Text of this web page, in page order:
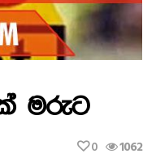
මරුට
1062
0